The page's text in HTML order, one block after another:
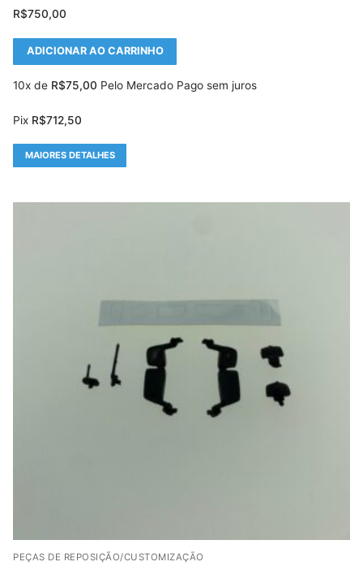
R$750,00
ADICIONAR AO CARRINHO
10x de R$75,00 Pelo Mercado Pago sem juros
Pix R$712,50
MAIORES DETALHES
PEÇAS DE REPOSIÇÃO/CUSTOMIZAÇÃO